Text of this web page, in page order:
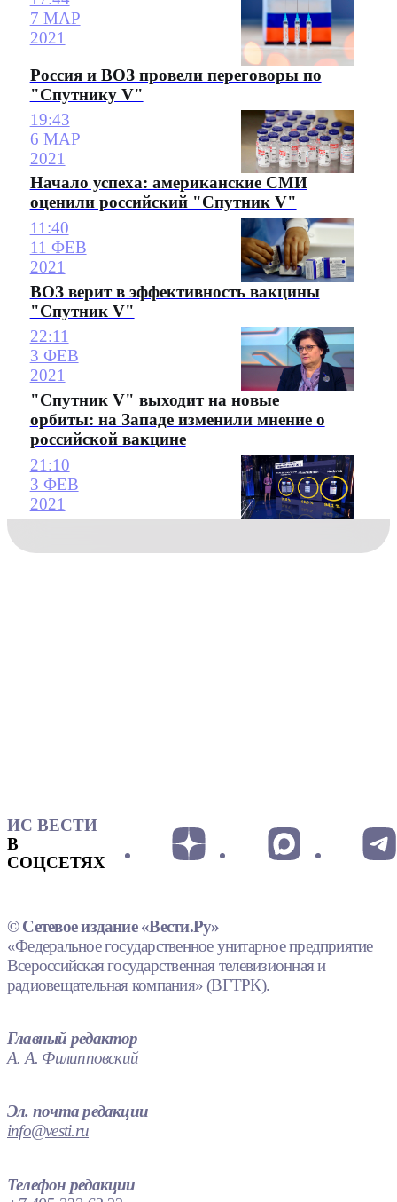
7 МАР
2021
Россия и ВОЗ провели переговоры по
"Спутнику V"
19:43
6 МАР
2021
Начало успеха: американские СМИ
оценили российский "Спутник V"
11:40
11 ФЕВ
2021
ВОЗ верит в эффективность вакцины
"Спутник V"
22:11
3 ФЕВ
2021
"Спутник V" выходит на новые
орбиты: на Западе изменили мнение о
российской вакцине
21:10
3 ФЕВ
2021
ИС ВЕСТИ
В
СОЦСЕТЯХ
© Сетевое издание «Вести.Ру»
«Федеральное государственное унитарное предприятие
Всероссийская государственная телевизионная и
радиовещательная компания» (ВГТРК).
Главный редактор
А. А. Филипповский
Эл. почта редакции
info@vesti.ru
Телефон редакции